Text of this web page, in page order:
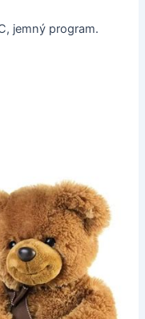
jemný program.